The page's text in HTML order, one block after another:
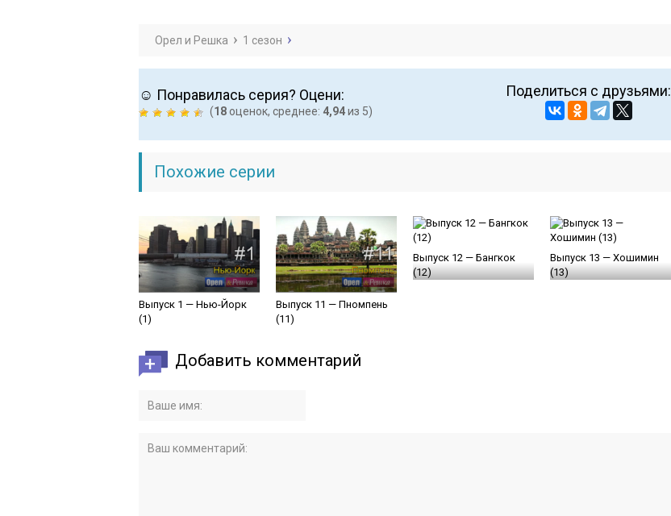
Орел и Решка 1 сезон
☺ Понравилась серия? Оцени:
(18 оценок, среднее: 4,94из 5)
Поделиться с друзьями:
Похожие серии
Выпуск 1 — Нью-Йорк
(1)
Выпуск 11 — Пномпень
(11)
Выпуск 12 — Бангкок
(12)
Выпуск 13 — Хошимин
(13)
Добавить комментарий